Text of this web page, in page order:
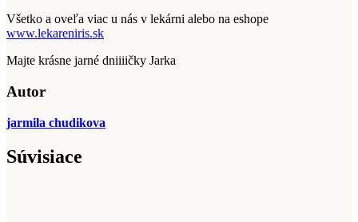
Všetko a oveľa viac u nás v lekárni alebo na eshope
www.lekareniris.sk
Majte krásne jarné dniiiičky Jarka
Autor
jarmila chudikova
Súvisiace